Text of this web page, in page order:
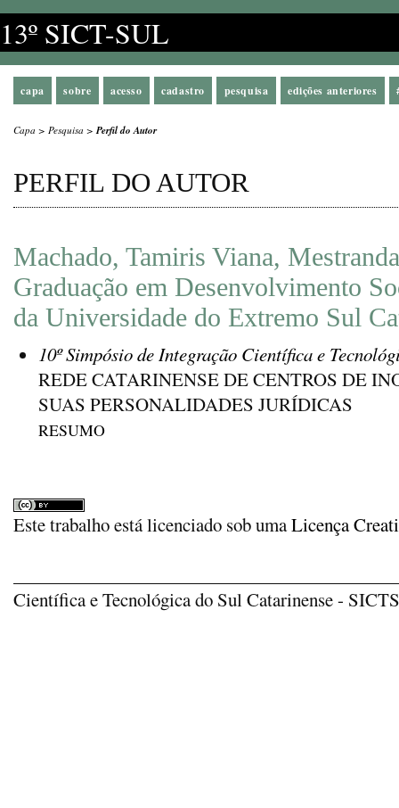
13º SICT-SUL
capa sobre acesso cadastro pesquisa edições anteriores
Capa > Pesquisa >Perfil do Autor
PERFIL DO AUTOR
Machado, Tamiris Viana,
Graduação em Desenvolvimento
da Universidade do Extremo Sul
10º Simpósio de Integração Científica e
REDE CATARINENSE DE CENTROS DE
SUAS PERSONALIDADES JURÍDICAS
RESUMO
Este trabalho está licenciado sob umaLicença
Científica e Tecnológica do Sul Catarinense -